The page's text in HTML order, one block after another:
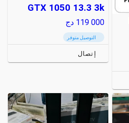
GTX 1050 13.3 3k
119 000 دج
التوصيل متوفر
إتصال